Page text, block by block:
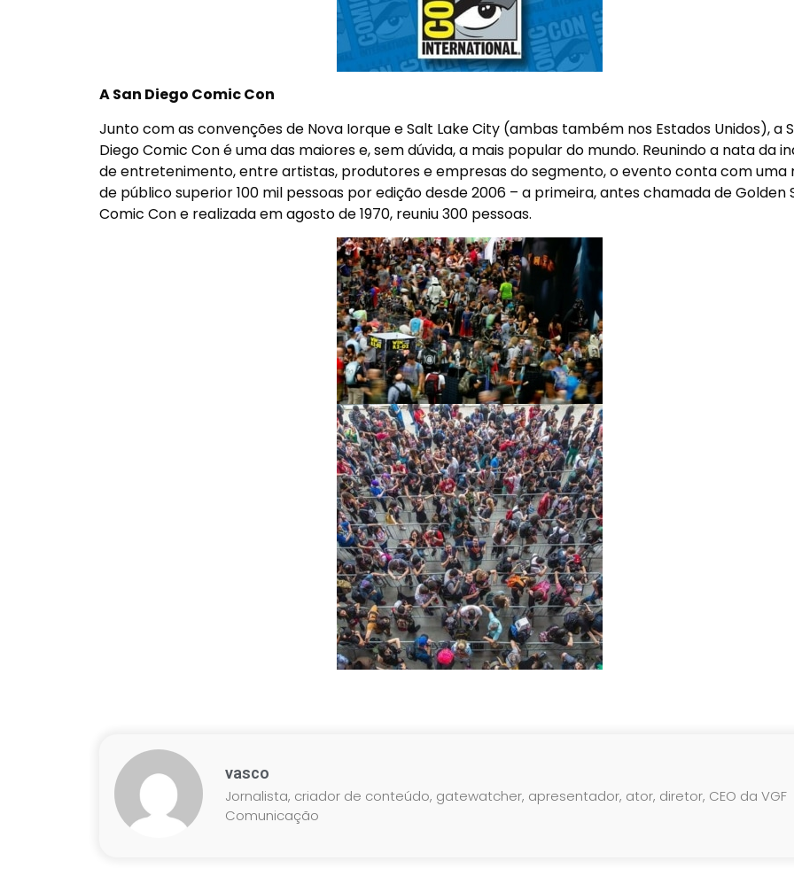
A San Diego Comic Con
Junto com as convenções de Nova Iorque e Salt Lake City (ambas também nos Estados Unidos), a
Diego Comic Con é uma das maiores e, sem dúvida, a mais popular do mundo. Reunindo a nata da
de entretenimento, entre artistas, produtores e empresas do segmento, o evento conta com uma
de público superior 100 mil pessoas por edição desde 2006 – a primeira, antes chamada de Golden
Comic Con e realizada em agosto de 1970, reuniu 300 pessoas.
vasco
Jornalista, criador de conteúdo, gatewatcher, apresentador, ator, diretor, CEO da VGF
Comunicação